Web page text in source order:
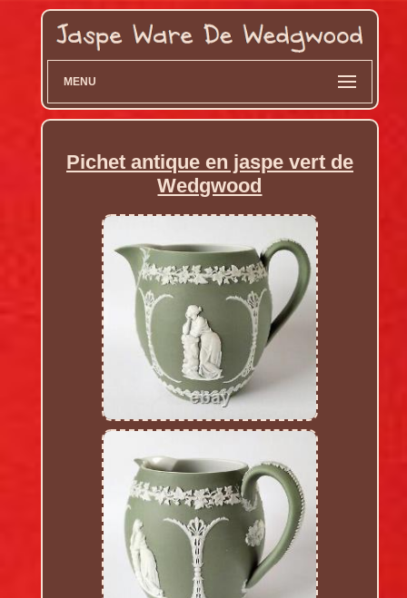
MENU
Pichet antique en jaspe vert de
Wedgwood